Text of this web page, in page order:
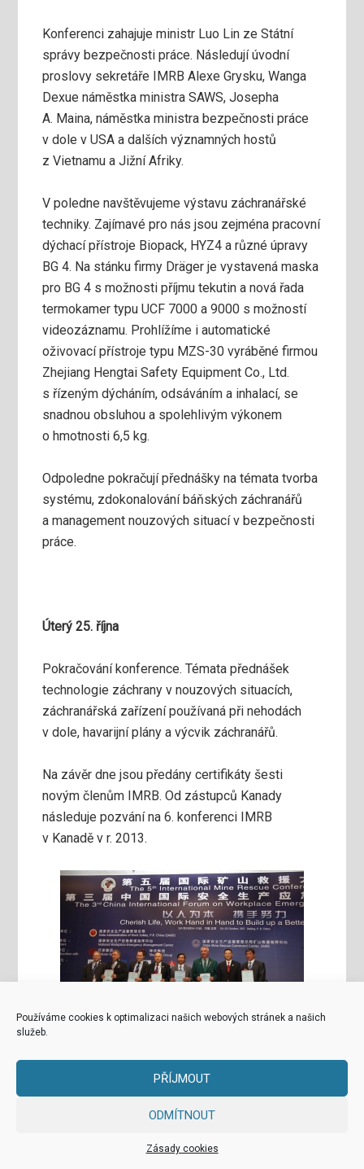
Používáme cookies k optimalizaci našich webových stránek a našich
služeb.
PŘÍJMOUT
ODMÍTNOUT
Zásady cookies
Konferenci zahajuje ministr Luo Lin ze Státní
správy bezpečnosti práce. Následují úvodní
proslovy sekretáře IMRB Alexe Grysku, Wanga
Dexue náměstka ministra SAWS, Josepha
A. Maina, náměstka ministra bezpečnosti práce
v dole v USA a dalších významných hostů
z Vietnamu a Jižní Afriky.
V poledne navštěvujeme výstavu záchranářské
techniky. Zajímavé pro nás jsou zejména pracovní
dýchací přístroje Biopack, HYZ4 a různé úpravy
BG 4. Na stánku firmy Dräger je vystavená maska
pro BG 4 s možnosti příjmu tekutin a nová řada
termokamer typu UCF 7000 a 9000 s možností
videozáznamu. Prohlížíme i automatické
oživovací přístroje typu MZS-30 vyráběné firmou
Zhejiang Hengtai Safety Equipment Co., Ltd.
s řízeným dýcháním, odsáváním a inhalací, se
snadnou obsluhou a spolehlivým výkonem
o hmotnosti 6,5 kg.
Odpoledne pokračují přednášky na témata tvorba
systému, zdokonalování báňských záchranářů
a management nouzových situací v bezpečnosti
práce.
Úterý 25. října
Pokračování konference. Témata přednášek
technologie záchrany v nouzových situacích,
záchranářská zařízení používaná při nehodách
v dole, havarijní plány a výcvik záchranářů.
Na závěr dne jsou předány certifikáty šesti
novým členům IMRB. Od zástupců Kanady
následuje pozvání na 6. konferenci IMRB
v Kanadě v r. 2013.
certifikáty členství. Zleva stojící sekretář
Ukrajiny, Mongolska, Vietnamu, Zambie,
zástupce Ruska.